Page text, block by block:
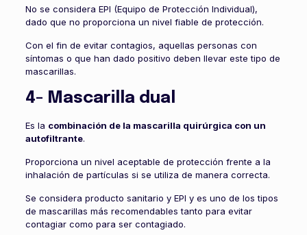
No se considera EPI (Equipo de Protección Individual),
dado que no proporciona un nivel fiable de protección.
Con el fin de evitar contagios, aquellas personas con
síntomas o que han dado positivo deben llevar este tipo de
mascarillas.
4- Mascarilla dual
Es la combinación de la mascarilla quirúrgica con un
autofiltrante.
Proporciona un nivel aceptable de protección frente a la
inhalación de partículas si se utiliza de manera correcta.
Se considera producto sanitario y EPI y es uno de los tipos
de mascarillas más recomendables tanto para evitar
contagiar como para ser contagiado.